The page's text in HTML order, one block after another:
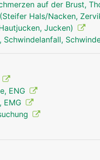
auf der Brust,
Hals/Nacken,
Jucken)
Schwindelanfall,
ENG
EMG